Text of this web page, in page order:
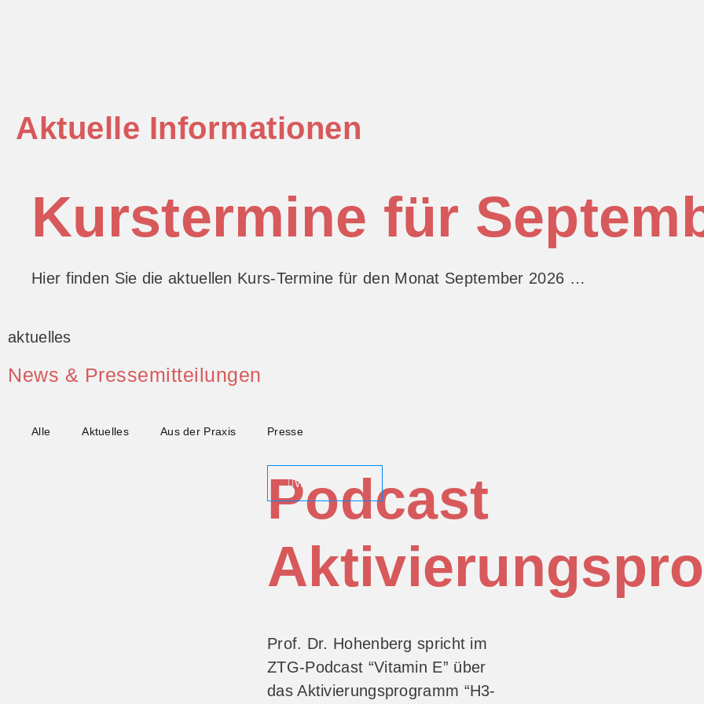
Aktuelle Informationen
Kurstermine für
Hier finden Sie die aktuellen Kurs-Termine für den Monat September 2026 …
aktuelles
News & Pressemitteilungen
Alle Aktuelles Aus der Praxis Presse
Podcast
Prof. Dr. Hohenberg spricht im
ZTG-Podcast “Vitamin E” über
das Aktivierungsprogramm “H3-
Weiterlesen